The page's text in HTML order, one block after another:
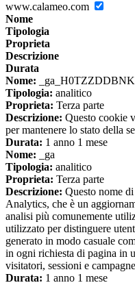
www.calameo.com
Nome
Tipologia
Proprieta
Descrizione
Durata
Nome: _ga_H0TZZDDBNK
Tipologia: analitico
Proprieta: Terza parte
Descrizione: Questo cookie
per mantenere lo stato della
Durata: 1 anno 1 mese
Nome: _ga
Tipologia: analitico
Proprieta: Terza parte
Descrizione: Questo nome
Analytics, che è un
analisi più comunemente
utilizzato per distinguere
generato in modo casuale
in ogni richiesta di pagina in
visitatori, sessioni e
Durata: 1 anno 1 mese